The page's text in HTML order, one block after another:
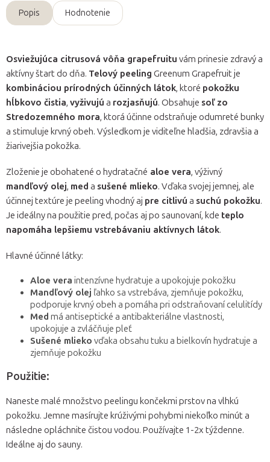
Popis Hodnotenie
Osviežujúca citrusová vôňa grapefruitu vám prinesie zdravý a
aktívny štart do dňa. Telový peeling Greenum Grapefruit je
kombináciou prírodných účinných látok, ktoré pokožku
hĺbkovo čistia, vyživujú a rozjasňujú. Obsahuje soľ zo
Stredozemného mora, ktorá účinne odstraňuje odumreté bunky
a stimuluje krvný obeh. Výsledkom je viditeľne hladšia, zdravšia a
žiarivejšia pokožka.
Zloženie je obohatené o hydratačné aloe vera, výživný
mandľový olej, med a sušené mlieko. Vďaka svojej jemnej, ale
účinnej textúre je peeling vhodný aj pre citlivú a suchú pokožku.
Je ideálny na použitie pred, počas aj po saunovaní, kde teplo
napomáha lepšiemu vstrebávaniu aktívnych látok.
Hlavné účinné látky:
Aloe vera intenzívne hydratuje a upokojuje pokožku
Mandľový olej ľahko sa vstrebáva, zjemňuje pokožku,
podporuje krvný obeh a pomáha pri odstraňovaní celulitídy
Med má antiseptické a antibakteriálne vlastnosti,
upokojuje a zvláčňuje pleť
Sušené mlieko vďaka obsahu tuku a bielkovín hydratuje a
zjemňuje pokožku
Použitie:
Naneste malé množstvo peelingu končekmi prstov na vlhkú
pokožku. Jemne masírujte krúživými pohybmi niekoľko minút a
následne opláchnite čistou vodou. Používajte 1-2x týždenne.
Ideálne aj do sauny.